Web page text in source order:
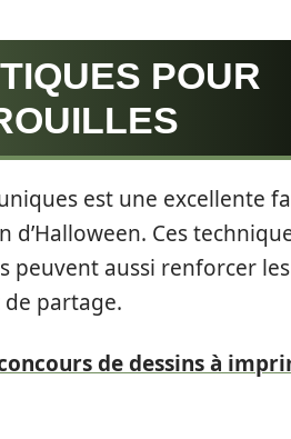
POUR
est une excellente
Ces
peuvent aussi renforcer
partage.
de dessins à